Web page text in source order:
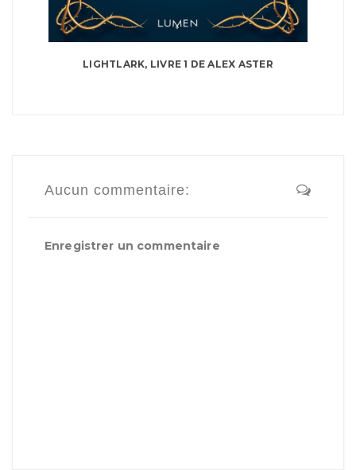
LIGHTLARK, LIVRE 1 DE ALEX ASTER
Aucun commentaire:
Enregistrer un commentaire